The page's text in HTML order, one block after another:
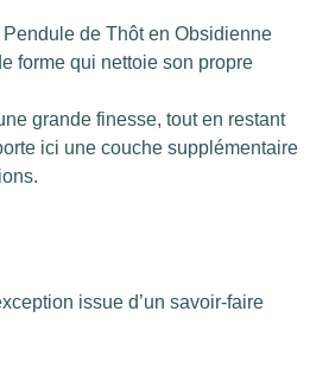
de Thôt en Obsidienne
forme qui nettoie son propre
grande finesse, tout en restant
ici une couche supplémentaire
issue d’un savoir-faire